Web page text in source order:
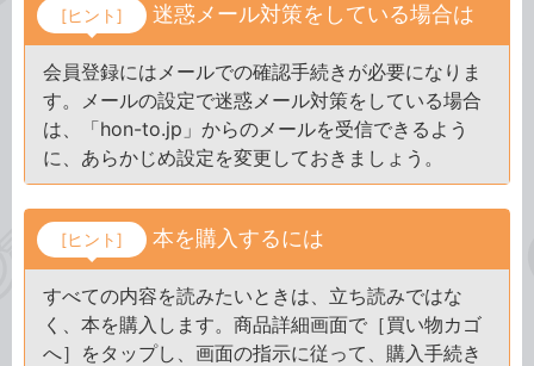
[ヒント] 迷惑メール対策をしている場合は
会員登録にはメールでの確認手続きが必要になりま
す。メールの設定で迷惑メール対策をしている場合
は、「hon-to.jp」からのメールを受信できるよう
に、あらかじめ設定を変更しておきましょう。
[ヒント] 本を購入するには
すべての内容を読みたいときは、立ち読みではな
く、本を購入します。商品詳細画面で［買い物カゴ
へ］をタップし、画面の指示に従って、購入手続き